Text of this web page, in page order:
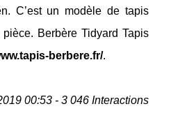
C’est un modèle de tapis
Berbère Tidyard Tapis
berbere.fr/.
00:53 - 3 046 Interactions